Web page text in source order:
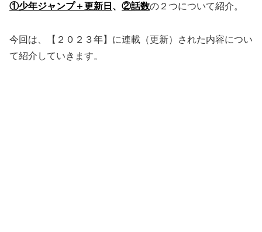
①少年ジャンプ＋更新日 、 ②話数の２つについて紹介。
今回は、【２０２３年】に連載（更新）された内容につい
て紹介していきます。